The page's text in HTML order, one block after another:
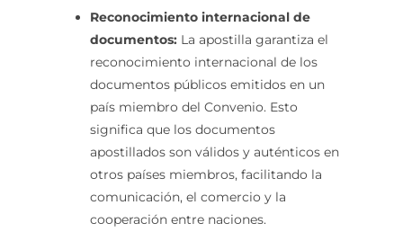
Reconocimiento internacional de
documentos:La apostilla garantiza el
reconocimiento internacional de los
documentos públicos emitidos en un
país miembro del Convenio. Esto
significa que los documentos
apostillados son válidos y auténticos en
otros países miembros, facilitando la
comunicación, el comercio y la
cooperación entre naciones.